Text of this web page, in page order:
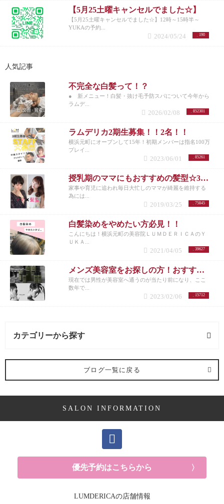
【5月25土曜キャンセルでました☆】
【5月25土曜キャンセルでました☆】12時～15時半～
YUKAの予約...
190
2024/05/24
人気記事
不完全な白髪って！？
● 新メニュー！白髪・抜け毛予防スパについて今年から
ラムデ...
852301
2026/02/08
ラムデリカ2期生募集！！2名！！
横浜元町にオープンして15年！初期メンバーは指名100万
プレイ...
85261
2023/06/01
授乳期のママにもおすすめの髪型☆30代女性を若く見せるスタイル特集☆
家事や育児に追われ毎日大忙しのママが綺麗を維持する
為には...
75845
2019/03/25
白髪染めをやめたい方必見！！
こんにちは！横浜元町の美容院ＬＵＭＤＥＲＩＣＡのＹ
ＵＫＡ...
39627
2021/04/05
メンズ美容室をお探しの方！おすすめメニューまとめ
現在では男性が美容室へ通うのが当たり前になり、ここ
数年で...
15712
2023/02/06
カテゴリーから探す
求人 (2記事)
ママ向け (10記事)
ブログ一覧に戻る
SALON INFORMATION
優先予約はこちらから
LUMDERICAの店舗情報